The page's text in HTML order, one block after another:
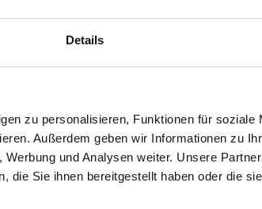
Details
zu personalisieren, Funktionen für soziale
Außerdem geben wir Informationen zu
und Analysen weiter. Unsere
die Sie ihnen bereitgestellt haben oder die